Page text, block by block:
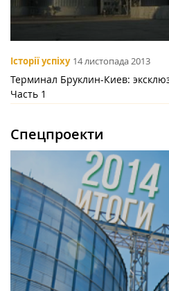
Історії успіху 14 листопада 2013
Терминал Бруклин-Киев:
Часть 1
Спецпроекти